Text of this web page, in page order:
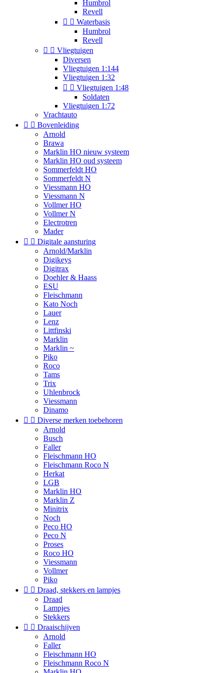
Humbrol
Revell
  Waterbasis
Humbrol
Revell
  Vliegtuigen
Diversen
Vliegtuigen 1:144
Vliegtuigen 1:32
  Vliegtuigen 1:48
Soldaten
Vliegtuigen 1:72
Vrachtauto
  Bovenleiding
Arnold
Brawa
Marklin HO nieuw systeem
Marklin HO oud systeem
Sommerfeldt HO
Sommerfeldt N
Viessmann HO
Viessmann N
Vollmer HO
Vollmer N
Electrotren
Mader
  Digitale aansturing
Arnold/Marklin
Digikeys
Digitrax
Doehler & Haass
ESU
Fleischmann
Kato Noch
Lauer
Lenz
Littfinski
Marklin
Marklin ~
Piko
Roco
Tams
Trix
Uhlenbrock
Viessmann
Dinamo
  Diverse merken toebehoren
Arnold
Busch
Faller
Fleischmann HO
Fleischmann Roco N
Herkat
LGB
Marklin HO
Marklin Z
Minitrix
Noch
Peco HO
Peco N
Proses
Roco HO
Viessmann
Vollmer
Piko
  Draad, stekkers en lampjes
Draad
Lampjes
Stekkers
  Draaischijven
Arnold
Faller
Fleischmann HO
Fleischmann Roco N